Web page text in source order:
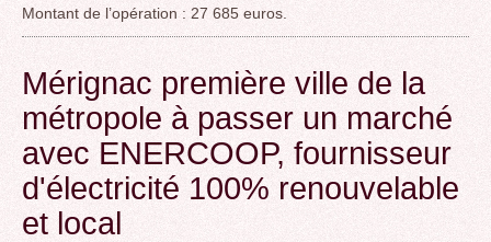
Montant de l’opération : 27 685 euros.
Mérignac première ville de la
métropole à passer un marché
avec ENERCOOP, fournisseur
d'électricité 100% renouvelable
et local